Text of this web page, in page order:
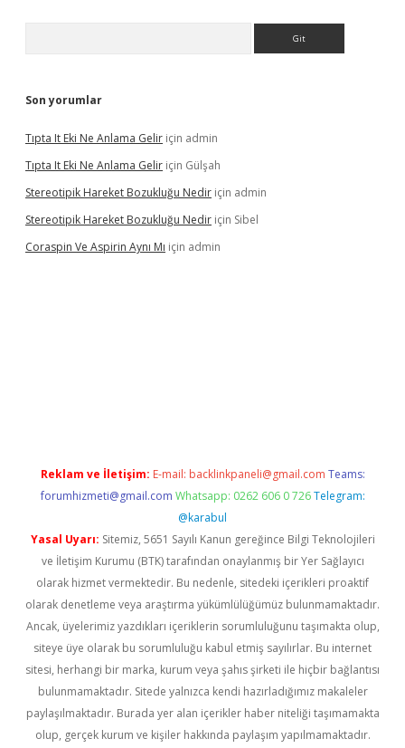
Son yorumlar
Tıpta It Eki Ne Anlama Gelir için admin
Tıpta It Eki Ne Anlama Gelir için Gülşah
Stereotipik Hareket Bozukluğu Nedir için admin
Stereotipik Hareket Bozukluğu Nedir için Sibel
Coraspin Ve Aspirin Aynı Mı için admin
Reklam ve İletişim: E-mail: backlinkpaneli@gmail.com Teams:
forumhizmeti@gmail.com Whatsapp: 0262 606 0 726 Telegram:
@karabul
Yasal Uyarı: Sitemiz, 5651 Sayılı Kanun gereğince Bilgi Teknolojileri
ve İletişim Kurumu (BTK) tarafından onaylanmış bir Yer Sağlayıcı
olarak hizmet vermektedir. Bu nedenle, sitedeki içerikleri proaktif
olarak denetleme veya araştırma yükümlülüğümüz bulunmamaktadır.
Ancak, üyelerimiz yazdıkları içeriklerin sorumluluğunu taşımakta olup,
siteye üye olarak bu sorumluluğu kabul etmiş sayılırlar. Bu internet
sitesi, herhangi bir marka, kurum veya şahıs şirketi ile hiçbir bağlantısı
bulunmamaktadır. Sitede yalnızca kendi hazırladığımız makaleler
paylaşılmaktadır. Burada yer alan içerikler haber niteliği taşımamakta
olup, gerçek kurum ve kişiler hakkında paylaşım yapılmamaktadır.